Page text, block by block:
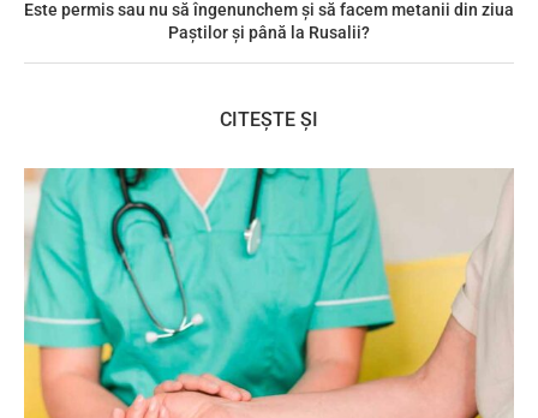
Este permis sau nu să îngenunchem şi să facem metanii din ziua
Paștilor și până la Rusalii?
CITEȘTE ȘI